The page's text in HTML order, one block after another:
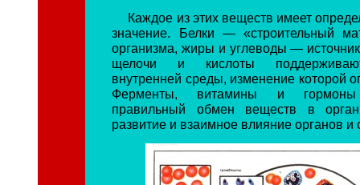
Каждое из этих веществ имеет
значение. Белки — «строительный
организма, жиры и углеводы —
щелочи и кислоты
внутренней среды, изменение которой
Ферменты, витамины и гормоны
правильный обмен веществ в
развитие и взаимное влияние органов и